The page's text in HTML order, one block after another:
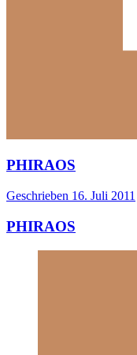
PHIRAOS
Geschrieben 16. Juli 2011
PHIRAOS